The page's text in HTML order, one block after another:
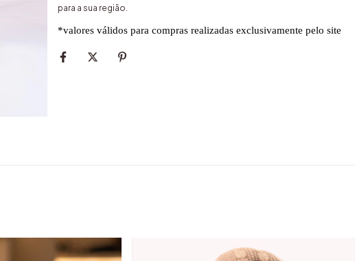
para a sua região.
*valores válidos para compras realizadas exclusivamente pelo site